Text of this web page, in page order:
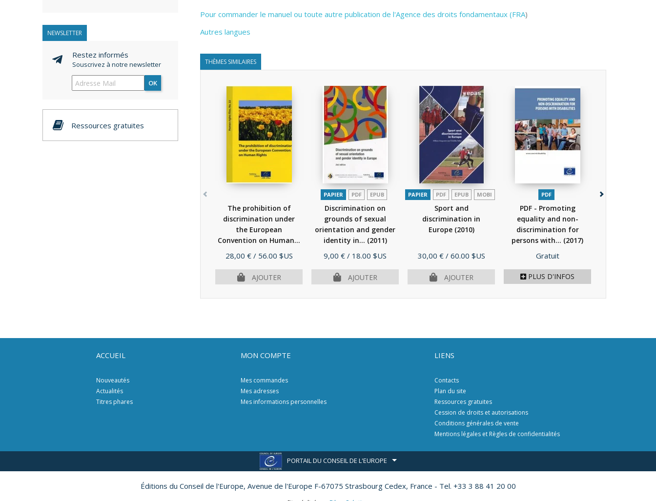
NEWSLETTER
Restez informés
Souscrivez à notre newsletter
OK
Ressources gratuites
Pour commander le manuel ou toute autre publication de l'Agence des droits fondamentaux (FRA)
Autres langues
THÈMES SIMILAIRES
The prohibition of
discrimination under
the European
Convention on Human...
Prix
28,00 € / 56.00 $US
AJOUTER
PAPIER PDF EPUB
Discrimination on
grounds of sexual
orientation and gender
identity in... (2011)
Prix
9,00 € / 18.00 $US
AJOUTER
PAPIER PDF EPUB MOBI
Sport and
discrimination in
Europe (2010)
Prix
30,00 € / 60.00 $US
AJOUTER
PDF
PDF - Promoting
equality and non-
discrimination for
persons with... (2017)
Prix
Gratuit
PLUS D'INFOS
ACCUEIL
Nouveautés
Actualités
Titres phares
MON COMPTE
Mes commandes
Mes adresses
Mes informations personnelles
LIENS
Contacts
Plan du site
Ressources gratuites
Cession de droits et autorisations
Conditions générales de vente
Mentions légales et Règles de confidentialités
PORTAIL DU CONSEIL DE L'EUROPE
Éditions du Conseil de l'Europe, Avenue de l'Europe F-67075 Strasbourg Cedex, France - Tel. +33 3 88 41 20 00